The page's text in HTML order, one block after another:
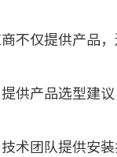
仅提供产品，
产品选型建议
团队提供安装